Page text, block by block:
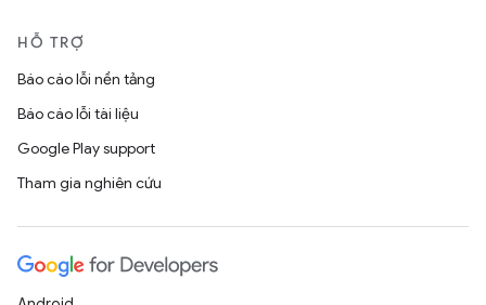
HỖ TRỢ
Báo cáo lỗi nền tảng
Báo cáo lỗi tài liệu
Google Play support
Tham gia nghiên cứu